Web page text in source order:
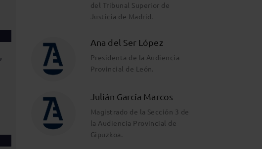
del Tribunal Superior de
Justicia de Madrid.
Ana del Ser López
Presidenta de la Audiencia
Provincial de León.
Julián García Marcos
Magistrado de la Sección 3 de
la Audiencia Provincial de
Gipuzkoa.